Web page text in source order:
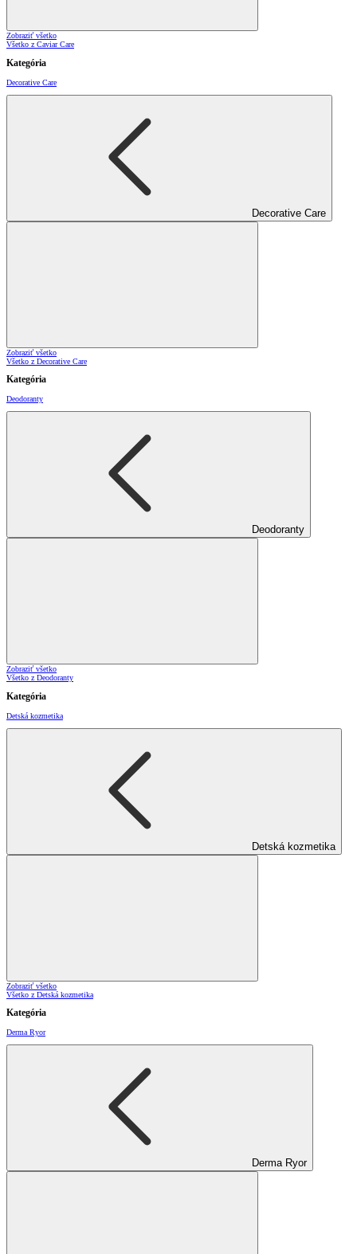
Zobraziť všetko
Všetko z Caviar Care
Kategória
Decorative Care
Decorative Care
Zobraziť všetko
Všetko z Decorative Care
Kategória
Deodoranty
Deodoranty
Zobraziť všetko
Všetko z Deodoranty
Kategória
Detská kozmetika
Detská kozmetika
Zobraziť všetko
Všetko z Detská kozmetika
Kategória
Derma Ryor
Derma Ryor